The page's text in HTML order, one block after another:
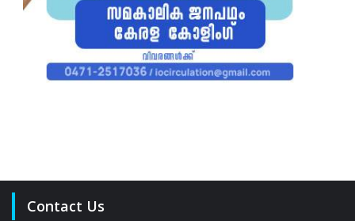
Contact Us